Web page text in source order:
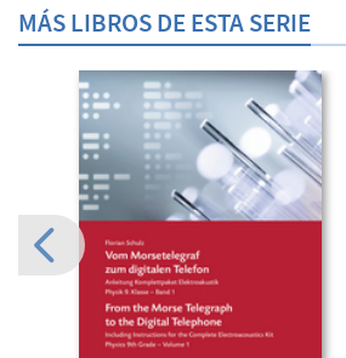
MÁS LIBROS DE ESTA SERIE